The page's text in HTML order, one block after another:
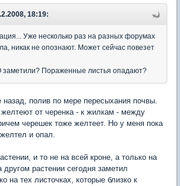
18:19:
Уже несколько раз на разных форумах
никак не опознают. Может сейчас повезет
заметили? Пораженные листья опадают?
полив по мере пересыхания почвы.
от черенка - к жилкам - между
черешек тоже желтеет. Но у меня пока
и опал.
и то не на всей кроне, а только на
растении сегодня заметил
на тех листочках, которые близко к